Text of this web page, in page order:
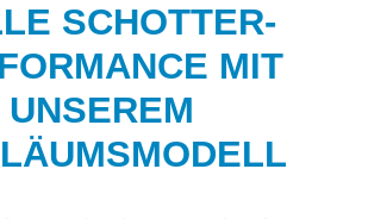
SCHOTTER-
MIT
UNSEREM